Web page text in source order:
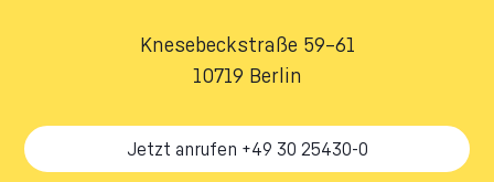
Knesebeckstraße 59–61
10719 Berlin
Jetzt anrufen +49 30 25430-0